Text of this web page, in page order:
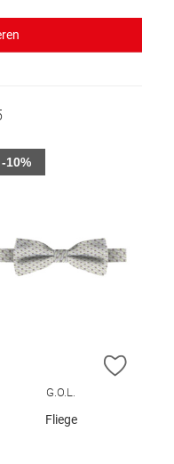
HINZUFÜGEN
ZUR
G.O.L.
Fliege
-10%